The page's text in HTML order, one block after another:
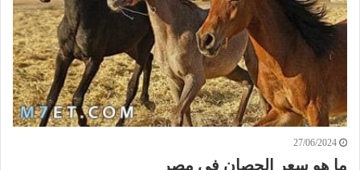
27/06/2024
ما هو سعر الحصان في مصر